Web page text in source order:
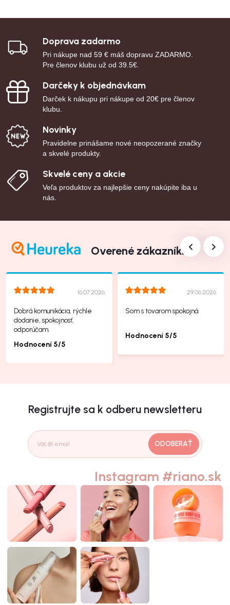
Doprava zadarmo
Pri nákupe nad 59 € máš dopravu ZADARMO.
Pre členov klubu už od 39.5€.
Darčeky k objednávkam
Darček k nákupu pri nákupe od 20€ pre členov
klubu.
Novinky
Pravidelne prinášame nové neopozerané značky
a skvelé produkty.
Skvelé ceny a akcie
Veľa produktov za najlepšie ceny nakúpite iba u
nás.
Overené zákazníkmi
16.07.2026
Dobrá komunikácia, rýchle
dodanie, spokojnosť,
odporúčam.
Hodnocení 5/5
29.06.2026
Som s tovarom spokojná
Hodnocení 5/5
Registrujte sa k odberu newsletteru
ODOBERAŤ
Instagram #riano.sk